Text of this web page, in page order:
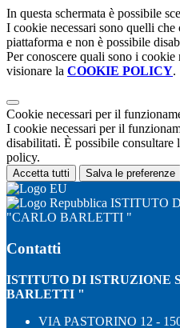
In questa schermata è possibile
I cookie necessari sono quelli
piattaforma e non è possibile
Per conoscere quali sono i
visionare la COOKIE POLICY.
Cookie necessari per il
I cookie necessari per il
disabilitati. È possibile consultare
policy.
Accetta tutti Salva le preferenze
ISTITUTO
"CARLO BARLETTI "
Contatti
ISTITUTO DI ISTRUZIONE
BARLETTI "
VIA PASTORINO 12 -